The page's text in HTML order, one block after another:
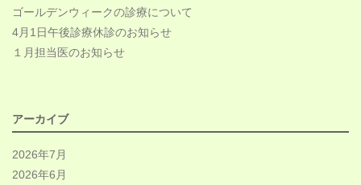
ゴールデンウィークの診療について
4月1日午後診療休診のお知らせ
１月担当医のお知らせ
アーカイブ
2026年7月
2026年6月